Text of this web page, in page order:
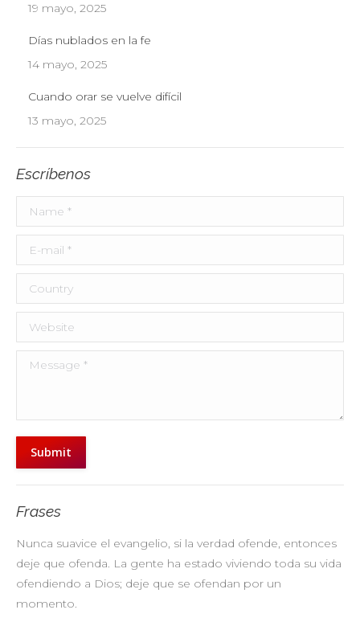
19 mayo, 2025
Días nublados en la fe
14 mayo, 2025
Cuando orar se vuelve difícil
13 mayo, 2025
Escríbenos
Name *
E-mail *
Country
Website
Message *
Submit
Frases
Nunca suavice el evangelio, si la verdad ofende, entonces
deje que ofenda. La gente ha estado viviendo toda su vida
ofendiendo a Dios; deje que se ofendan por un
momento.